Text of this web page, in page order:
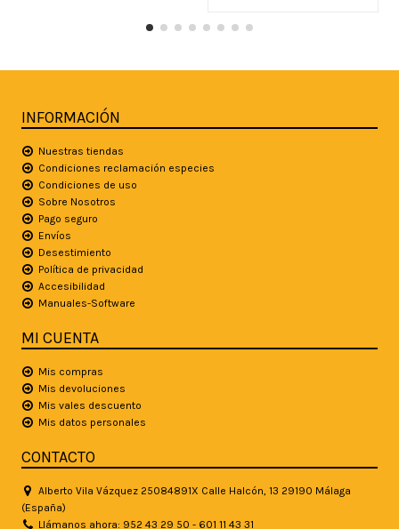
INFORMACIÓN
Nuestras tiendas
Condiciones reclamación especies
Condiciones de uso
Sobre Nosotros
Pago seguro
Envíos
Desestimiento
Política de privacidad
Accesibilidad
Manuales-Software
MI CUENTA
Mis compras
Mis devoluciones
Mis vales descuento
Mis datos personales
CONTACTO
Alberto Vila Vázquez 25084891X Calle Halcón, 13 29190 Málaga
(España)
Llámanos ahora: 952 43 29 50 - 601 11 43 31